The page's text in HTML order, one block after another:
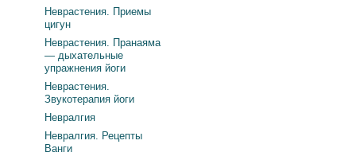
Неврастения. Приемы
цигун
Неврастения. Пранаяма
— дыхательные
упражнения йоги
Неврастения.
Звукотерапия йоги
Невралгия
Невралгия. Рецепты
Ванги